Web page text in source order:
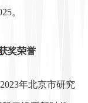
。
奖荣誉
2023年北京市研究